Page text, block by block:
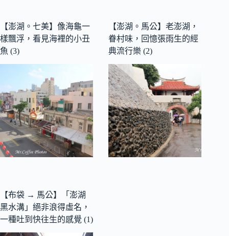
【澎湖。七美】像海龜一
樣飄浮，看見海裡的小丑
魚 (3)
【澎湖。馬公】老澎湖，
眷村味，回憶張雨生的經
典流行樂 (2)
【布袋 → 馬公】「澎湖
黑水溝」絕非浪得虛名，
一種吐到快往生的感覺 (1)